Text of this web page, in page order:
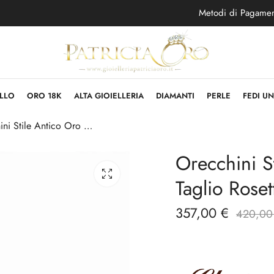
Metodi di
ORO 18K ALTA GIOIELLERIA DIAMANTI PERLE FEDI
Orecchini Stile Antico Oro 375 e Diamanti Taglio Rosetta
Orecchini
Taglio
357,00 €